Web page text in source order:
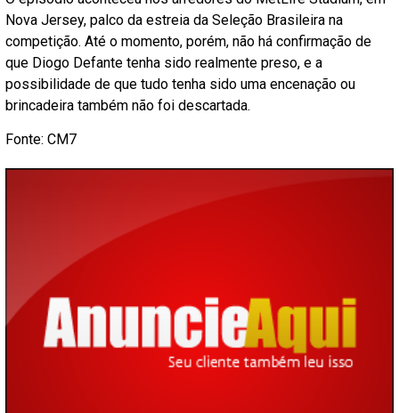
Nova Jersey, palco da estreia da Seleção Brasileira na
competição. Até o momento, porém, não há confirmação de
que Diogo Defante tenha sido realmente preso, e a
possibilidade de que tudo tenha sido uma encenação ou
brincadeira também não foi descartada.
Fonte: CM7